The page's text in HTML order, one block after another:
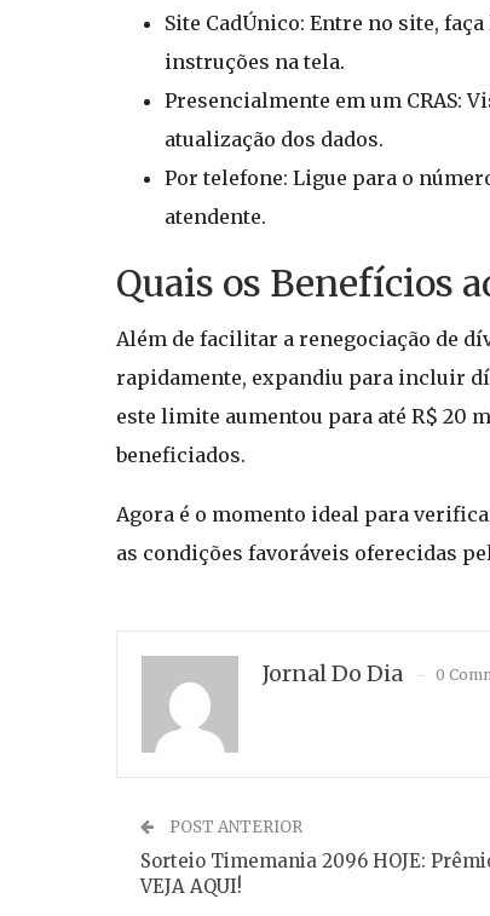
Site CadÚnico: Entre no site,
instruções na tela.
Presencialmente em um CRAS:
atualização dos dados.
Por telefone: Ligue para o
atendente.
Quais os Benefícios
Além de facilitar a renegociação de
rapidamente, expandiu para incluir
este limite aumentou para até R$ 20
beneficiados.
Agora é o momento ideal para
as condições favoráveis oferecidas
Jornal Do Dia 0
POST ANTERIOR
Sorteio Timemania 2096 HOJE:
VEJA AQUI!